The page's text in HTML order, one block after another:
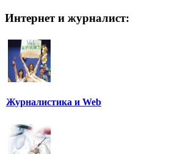
Интернет и журналист:
Журналистика и Web